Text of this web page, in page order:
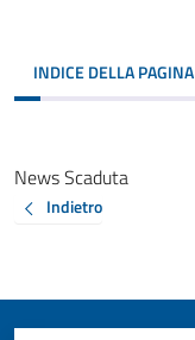
INDICE DELLA PAGINA
News Scaduta
Indietro